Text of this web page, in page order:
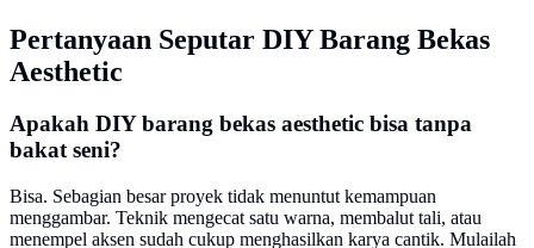
Pertanyaan Seputar DIY Barang Bekas
Aesthetic
Apakah DIY barang bekas aesthetic bisa tanpa
bakat seni?
Bisa. Sebagian besar proyek tidak menuntut kemampuan
menggambar. Teknik mengecat satu warna, membalut tali, atau
menempel aksen sudah cukup menghasilkan karya cantik. Mulailah